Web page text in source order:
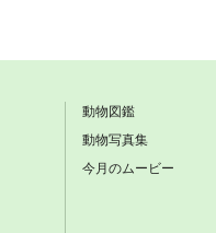
動物図鑑
動物写真集
今月のムービー